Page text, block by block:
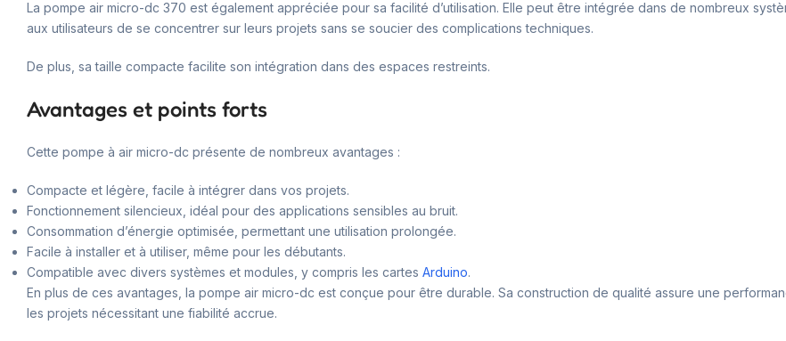
La pompe air micro-dc 370 est également appréciée pour sa facilité d’utilisation. Elle peut être intégrée dans de nombreux
aux utilisateurs de se concentrer sur leurs projets sans se soucier des complications techniques.
De plus, sa taille compacte facilite son intégration dans des espaces restreints.
Avantages et points forts
Cette pompe à air micro-dc présente de nombreux avantages :
Compacte et légère, facile à intégrer dans vos projets.
Fonctionnement silencieux, idéal pour des applications sensibles au bruit.
Consommation d’énergie optimisée, permettant une utilisation prolongée.
Facile à installer et à utiliser, même pour les débutants.
Compatible avec divers systèmes et modules, y compris les cartes Arduino.
En plus de ces avantages, la pompe air micro-dc est conçue pour être durable. Sa construction de qualité assure une
les projets nécessitant une fiabilité accrue.